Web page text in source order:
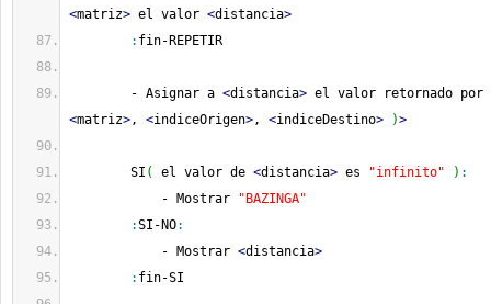
<matriz> el valor <distancia>
: fin- REPETIR
- Asignar a <distancia> el valor retornado por
<matriz>, <indiceOrigen>, <indiceDestino> )>
SI ( el valor de <distancia> es "infinito" ) :
- Mostrar
"BAZINGA"
:SI - NO:
- Mostrar <distancia>
: fin-SI